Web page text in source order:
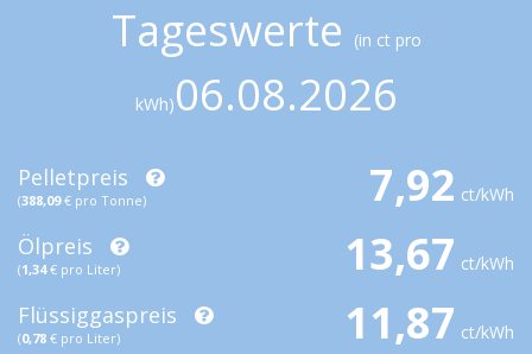
Tageswerte (in ct pro
kWh)06.08.2026
Pelletpreis
(388,09€ pro Tonne) 7,92 ct/kWh
Ölpreis
(1,34€ pro Liter) 13,67 ct/kWh
Flüssiggaspreis
(0,78 € pro Liter) 11,87 ct/kWh